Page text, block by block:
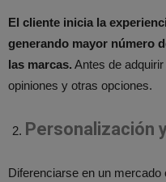
El cliente inicia la
generando mayor número
las marcas. Antes de
opiniones y otras opciones.
Personalización
Diferenciarse en un